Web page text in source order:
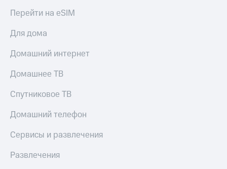
Перейти на eSIM
Для дома
Домашний интернет
Домашнее ТВ
Спутниковое ТВ
Домашний телефон
Сервисы и развлечения
Развлечения